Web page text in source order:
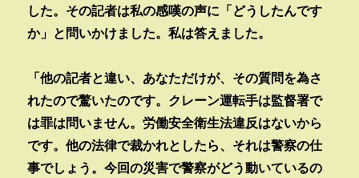
した。その記者は私の感嘆の声に「どうしたんです
か」と問いかけました。私は答えました。
「他の記者と違い、あなただけが、その質問を為さ
れたので驚いたのです。クレーン運転手は監督署で
は罪は問いません。労働安全衛生法違反はないから
です。他の法律で裁かれとしたら、それは警察の仕
事でしょう。今回の災害で警察がどう動いているの